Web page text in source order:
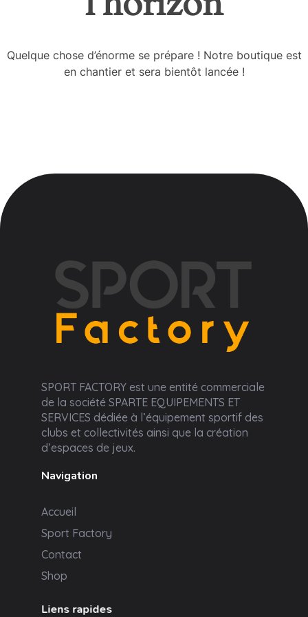
Quelque chose d’énorme se prépare ! Notre boutique est
en chantier et sera bientôt lancée !
SPORT FACTORY est une entité commerciale
de la société SPARTE EQUIPEMENTS ET
SERVICES dédiée à l’équipement sportif des
clubs et collectivités ainsi que la création
d’espaces de jeux.
Navigation
Accueil
Sport Factory
Contact
Shop
Liens rapides